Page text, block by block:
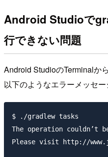
Android Studioで
行できない問題
Android StudioのTerminalか
以下のようなエラーメッセー
$ ./gradlew tasks
The operation couldn’t
Please visit http://